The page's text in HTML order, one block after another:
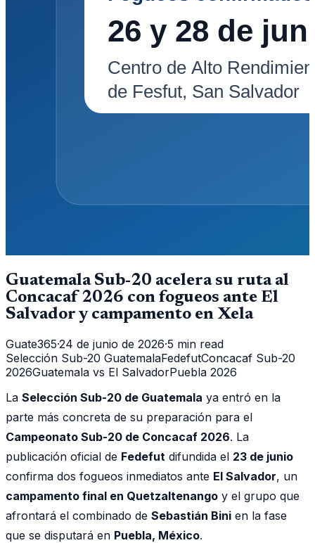
Guatemala Sub-20 acelera su ruta al
Concacaf 2026 con fogueos ante El
Salvador y campamento en Xela
Guate365·24 de junio de 2026·5 min read
Selección Sub-20 GuatemalaFedefutConcacaf Sub-20
2026Guatemala vs El SalvadorPuebla 2026
La Selección Sub-20 de Guatemala ya entró en la
parte más concreta de su preparación para el
Campeonato Sub-20 de Concacaf 2026. La
publicación oficial de Fedefut difundida el 23 de junio
confirma dos fogueos inmediatos ante El Salvador, un
campamento final en Quetzaltenango y el grupo que
afrontará el combinado de Sebastián Bini en la fase
que se disputará en Puebla, México.